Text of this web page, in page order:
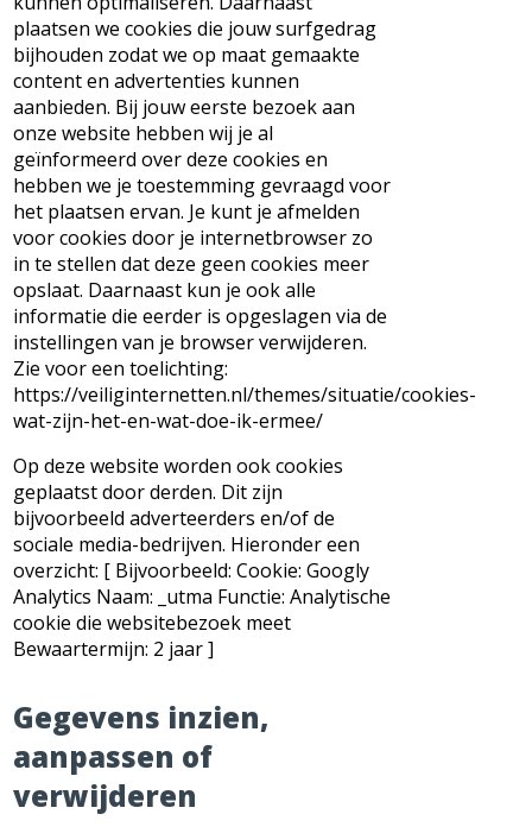
plaatsen we cookies die jouw surfgedrag
bijhouden zodat we op maat gemaakte
content en advertenties kunnen
aanbieden. Bij jouw eerste bezoek aan
onze website hebben wij je al
geïnformeerd over deze cookies en
hebben we je toestemming gevraagd voor
het plaatsen ervan. Je kunt je afmelden
voor cookies door je internetbrowser zo
in te stellen dat deze geen cookies meer
opslaat. Daarnaast kun je ook alle
informatie die eerder is opgeslagen via de
instellingen van je browser verwijderen.
Zie voor een toelichting:
https://veiliginternetten.nl/themes/situatie/cookies-
wat-zijn-het-en-wat-doe-ik-ermee/
Op deze website worden ook cookies
geplaatst door derden. Dit zijn
bijvoorbeeld adverteerders en/of de
sociale media-bedrijven. Hieronder een
overzicht: [ Bijvoorbeeld: Cookie: Googly
Analytics Naam: _utma Functie: Analytische
cookie die websitebezoek meet
Bewaartermijn: 2 jaar ]
Gegevens inzien,
aanpassen of
verwijderen